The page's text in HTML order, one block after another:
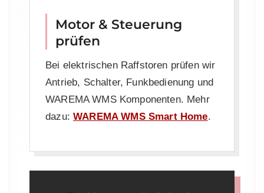
Motor & Steuerung
prüfen
Bei elektrischen Raffstoren prüfen wir
Antrieb, Schalter, Funkbedienung und
WAREMA WMS Komponenten. Mehr
dazu:WAREMA WMS Smart Home.